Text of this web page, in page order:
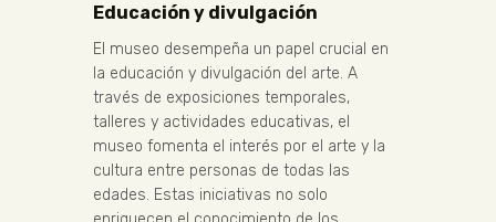
Educación y divulgación
El museo desempeña un papel crucial en
la educación y divulgación del arte. A
través de exposiciones temporales,
talleres y actividades educativas, el
museo fomenta el interés por el arte y la
cultura entre personas de todas las
edades. Estas iniciativas no solo